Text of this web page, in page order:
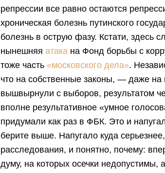
репрессии все равно остаются
хроническая болезнь путинского
болезнь в острую фазу. Кстати, здесь
нынешняяатака на Фонд борьбы с
тоже часть«московского дела».
что на собственные законы, — даже
вышвырнули с выборов, результатом
вполне результативное «умное
придумали как раз в ФБК. Это и
берите выше. Напугало куда
расследования, и понятно, почему:
думу, на которых осечки недопустимы,